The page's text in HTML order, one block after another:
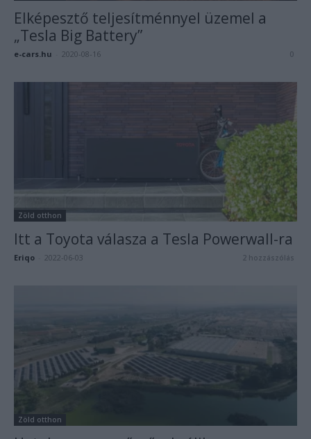
Elképesztő teljesítménnyel üzemel a
„Tesla Big Battery”
e-cars.hu 2020-08-16 0
Zöld otthon
Itt a Toyota válasza a Tesla Powerwall-ra
Eriqo 2022-06-03 2 hozzászólás
Zöld otthon